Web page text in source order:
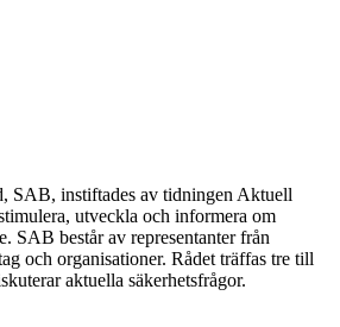
SAB, instiftades av tidningen Aktuell
utveckla och informera om
SAB består av representanter från
och organisationer. Rådet träffas tre till
aktuella säkerhetsfrågor.